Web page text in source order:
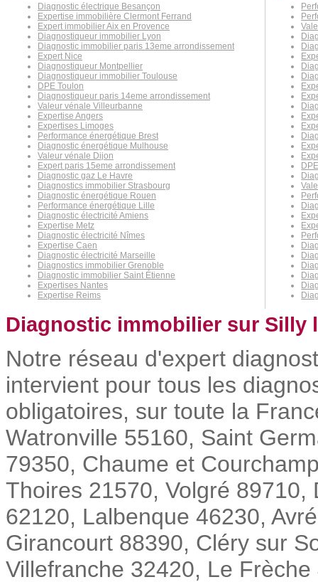
Diagnostic électrique Besançon
Expertise immobilière Clermont Ferrand
Expert immobilier Aix en Provence
Diagnostiqueur immobilier Lyon
Diagnostic immobilier paris 13eme arrondissement
Expert Nice
Diagnostiqueur Montpellier
Diagnostiqueur immobilier Toulouse
DPE Toulon
Diagnostiqueur paris 14eme arrondissement
Valeur vénale Villeurbanne
Expertise Angers
Expertises Limoges
Performance énergétique Brest
Diagnostic énergétique Mulhouse
Valeur vénale Dijon
Expert paris 15eme arrondissement
Diagnostic gaz Le Havre
Diagnostics immobilier Strasbourg
Diagnostic énergétique Rouen
Performance énergétique Lille
Diagnostic électricité Amiens
Expertise Metz
Diagnostic électricité Nîmes
Expertise Caen
Diagnostic électricité Marseille
Diagnostics immobilier Grenoble
Diagnostic immobilier Saint Étienne
Expertises Nantes
Expertise Reims
Diagnostic immobilier sur Silly
Notre réseau d'expert
intervient pour tous les
obligatoires, sur toute la
Watronville 55160, Saint
79350, Chaume et
Thoires 21570, Volgré
62120, Lalbenque 46230,
Girancourt 88390, Cléry sur
Villefranche 32420, Le